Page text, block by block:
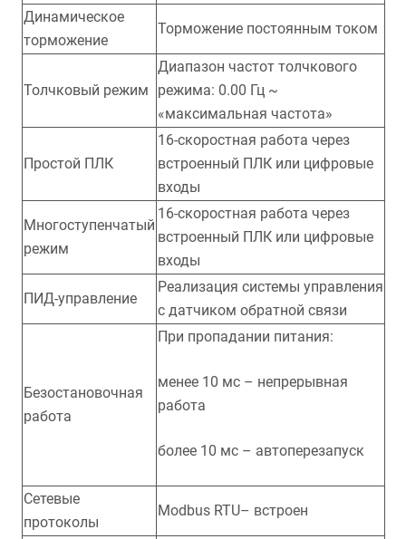
Динамическое
торможение
Торможение постоянным током
Толчковый режим
Диапазон частот толчкового
режима: 0.00 Гц ~
«максимальная частота»
Простой ПЛК
16-скоростная работа через
встроенный ПЛК или цифровые
входы
Многоступенчатый
режим
16-скоростная работа через
встроенный ПЛК или цифровые
входы
ПИД-управление
Реализация системы управления
с датчиком обратной связи
Безостановочная
работа
При пропадании питания:
менее 10 мс – непрерывная
работа
более 10 мс – автоперезапуск
Сетевые
протоколы
Modbus RTU– встроен